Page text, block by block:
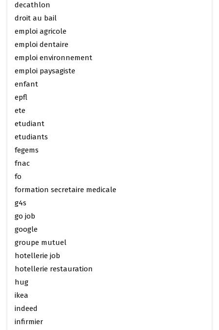
decathlon
droit au bail
emploi agricole
emploi dentaire
emploi environnement
emploi paysagiste
enfant
epfl
ete
etudiant
etudiants
fegems
fnac
fo
formation secretaire medicale
g4s
go job
google
groupe mutuel
hotellerie job
hotellerie restauration
hug
ikea
indeed
infirmier